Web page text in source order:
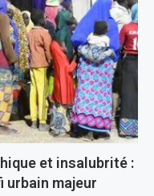
et insalubrité :
urbain majeur